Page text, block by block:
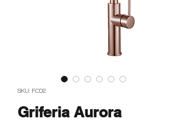
SKU: FC02
Griferia Aurora